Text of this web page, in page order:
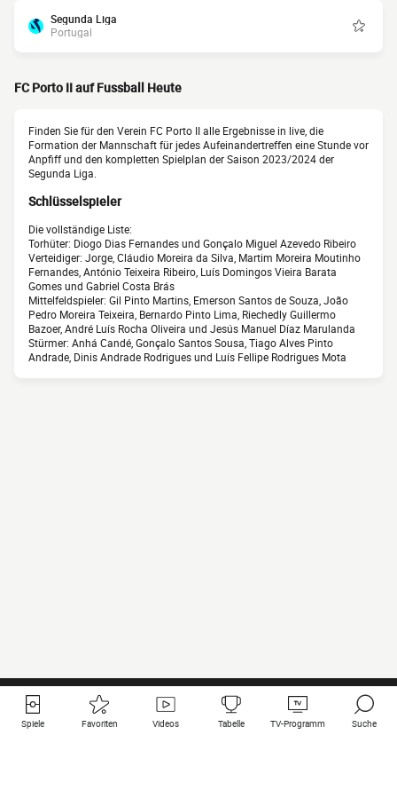
Segunda Liga
Portugal
FC Porto II auf Fussball Heute
Finden Sie für den Verein FC Porto II alle Ergebnisse in live, die
Formation der Mannschaft für jedes Aufeinandertreffen eine Stunde vor
Anpfiff und den kompletten Spielplan der Saison 2023/2024 der
Segunda Liga.
Schlüsselspieler
Die vollständige Liste:
Torhüter: Diogo Dias Fernandes und Gonçalo Miguel Azevedo Ribeiro
Verteidiger: Jorge, Cláudio Moreira da Silva, Martim Moreira Moutinho
Fernandes, António Teixeira Ribeiro, Luís Domingos Vieira Barata
Gomes und Gabriel Costa Brás
Mittelfeldspieler: Gil Pinto Martins, Emerson Santos de Souza, João
Pedro Moreira Teixeira, Bernardo Pinto Lima, Riechedly Guillermo
Bazoer, André Luís Rocha Oliveira und Jesús Manuel Díaz Marulanda
Stürmer: Anhá Candé, Gonçalo Santos Sousa, Tiago Alves Pinto
Andrade, Dinis Andrade Rodrigues und Luís Fellipe Rodrigues Mota
Spiele Favoriten Videos Tabelle TV-Programm Suche